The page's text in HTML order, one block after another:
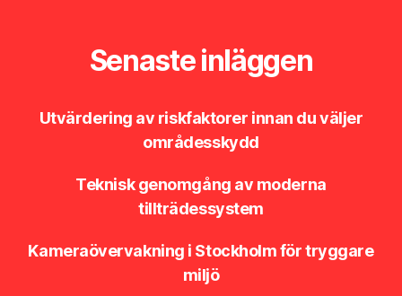
Senaste inläggen
Utvärdering av riskfaktorer innan du väljer
områdesskydd
Teknisk genomgång av moderna
tillträdessystem
Kameraövervakning i Stockholm för tryggare
miljö